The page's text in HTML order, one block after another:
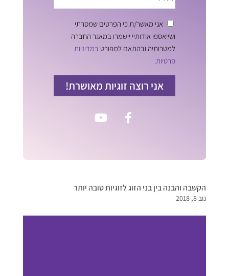
אני מאשר/ת כי הפרטים שמסרתי
ושייאספו אודותיי יישמרו במאגר החברה
למטרותיה ובהתאם למפורט במדיניות
פרטיות.
אני רוצה זוגיות מאושרת!
הקשבה והבנה בין בני הזוג לזוגיות טובה יותר
נוב 8, 2018